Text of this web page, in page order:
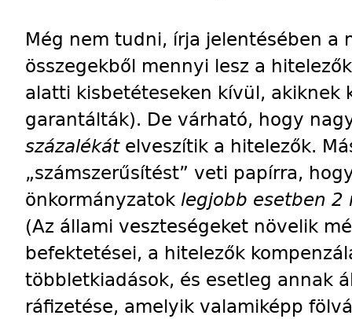
Még nem tudni, írja jelentésében a
összegekből mennyi lesz a
alatti kisbetéteseken kívül, akiknek
garantálták). De várható, hogy
százalékát elveszítik a hitelezők.
„számszerűsítést” veti papírra,
önkormányzatok legjobb esetben
(Az állami veszteségeket növelik
befektetései, a hitelezők
többletkiadások, és esetleg annak
ráfizetése, amelyik valamiképp